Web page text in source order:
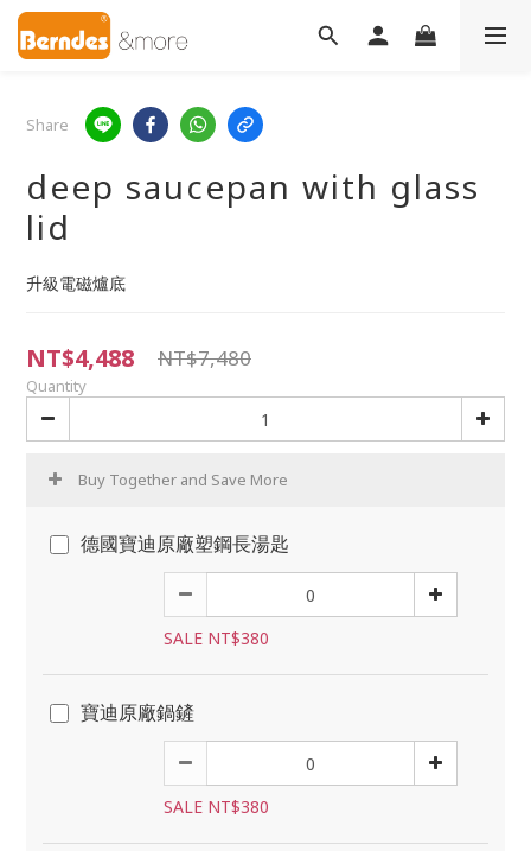
Share
deep saucepan with glass
lid
升級電磁爐底
NT$4,488 NT$7,480
Quantity
Buy Together and Save More
德國寶迪原廠塑鋼長湯匙
SALE NT$380
寶迪原廠鍋鏟
SALE NT$380